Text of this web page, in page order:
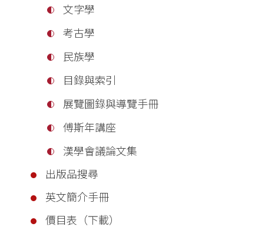
文字學
考古學
民族學
目錄與索引
展覽圖錄與導覽手冊
傅斯年講座
漢學會議論文集
出版品搜尋
英文簡介手冊
價目表（下載）